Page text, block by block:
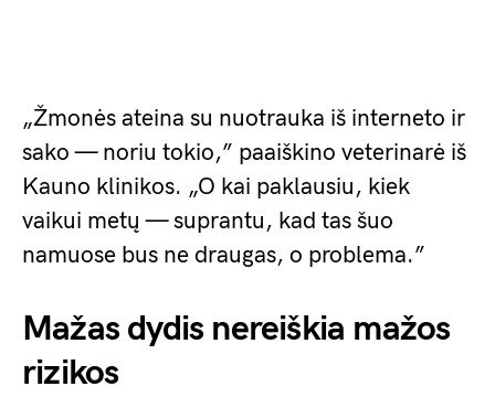
„Žmonės ateina su nuotrauka iš interneto ir
sako — noriu tokio,” paaiškino veterinarė iš
Kauno klinikos. „O kai paklausiu, kiek
vaikui metų — suprantu, kad tas šuo
namuose bus ne draugas, o problema.”
Mažas dydis nereiškia mažos
rizikos